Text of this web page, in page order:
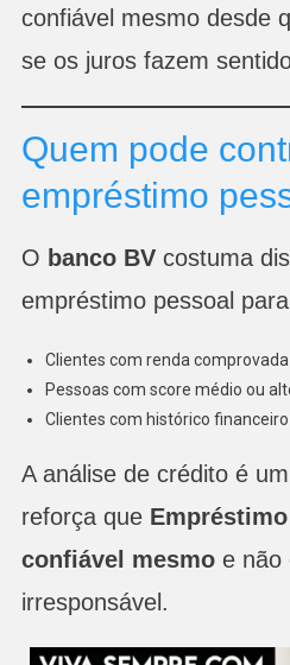
confiável mesmo desde
se os juros fazem
Quem pode
empréstimo
O banco BV costuma
empréstimo pessoal
Clientes com renda comprovada
Pessoas com score médio ou
Clientes com histórico
A análise de crédito é
reforça que
confiável mesmoe não
irresponsável.